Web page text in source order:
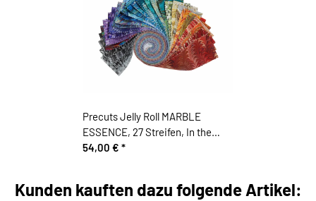
Precuts Jelly Roll MARBLE
ESSENCE, 27 Streifen, In the
beginning
54,00 € *
Kunden kauften dazu folgende Artikel: